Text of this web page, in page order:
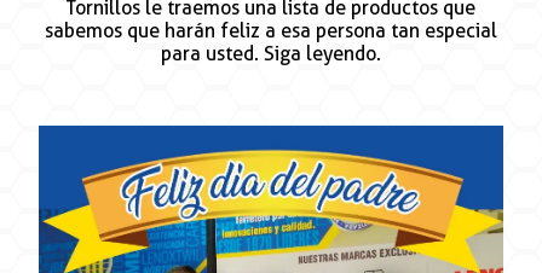
Tornillos le traemos una lista de productos que
sabemos que harán feliz a esa persona tan especial
para usted. Siga leyendo.